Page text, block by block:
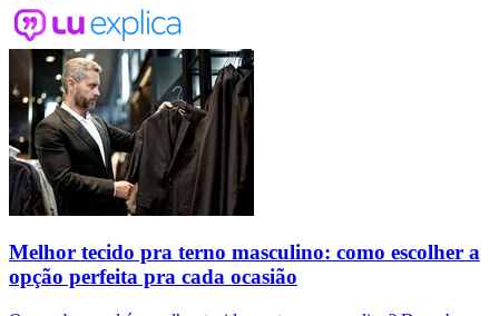
Melhor tecido pra terno masculino: como escolher a
opção perfeita pra cada ocasião